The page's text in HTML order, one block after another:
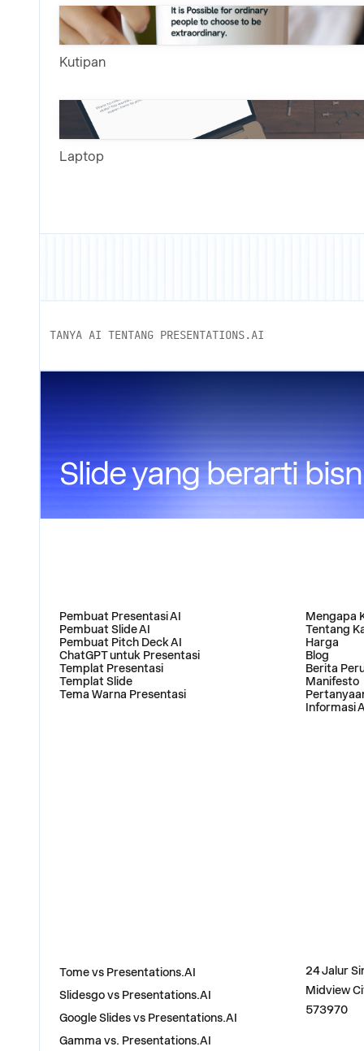
Kutipan
Laptop
TANYA AI TENTANG PRESENTATIONS.AI
Slide yang berarti
Pembuat Presentasi AI
Pembuat Slide AI
Pembuat Pitch Deck AI
ChatGPT untuk Presentasi
Templat Presentasi
Templat Slide
Tema Warna Presentasi
Mengapa
Tentang
Harga
Blog
Berita
Manifesto
Informasi
Tome vs Presentations.AI
Slidesgo vs Presentations.AI
Google Slides vs Presentations.AI
Gamma vs. Presentations.AI
24 Jalur
Midview
573970